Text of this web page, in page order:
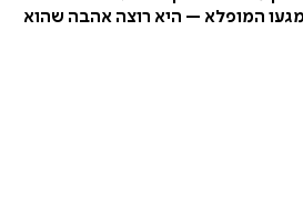
המופלא – היא רוצה אהבה שהוא